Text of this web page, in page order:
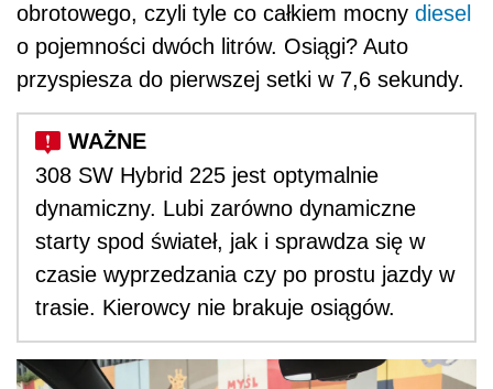
obrotowego, czyli tyle co całkiem mocny diesel
o pojemności dwóch litrów. Osiągi? Auto
przyspiesza do pierwszej setki w 7,6 sekundy.
308 SW Hybrid 225 jest optymalnie
dynamiczny. Lubi zarówno dynamiczne
starty spod świateł, jak i sprawdza się w
czasie wyprzedzania czy po prostu jazdy w
trasie. Kierowcy nie brakuje osiągów.